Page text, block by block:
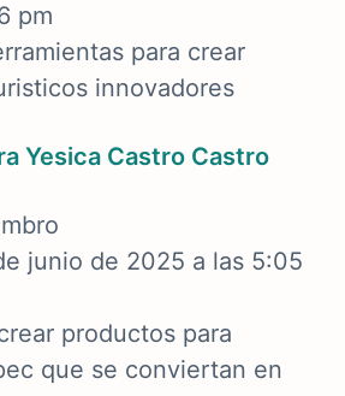
pm
para crear
innovadores
Yesica Castro Castro
junio de 2025 a las 5:05
productos para
que se conviertan en